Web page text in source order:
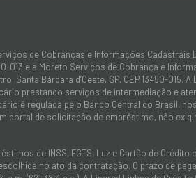
de Cobranças e Informações Cadastrais
013 e a Moreto Serviços de Cobrança e
Santa Bárbara d’Oeste, SP, CEP 13450-
prestando serviços de intermediação e
é regulada pelo Banco Central do Brasil,
portal de solicitação de empréstimo, não
de INSS, FGTS, Luz e Cartão de
no ato da contratação. O prazo de